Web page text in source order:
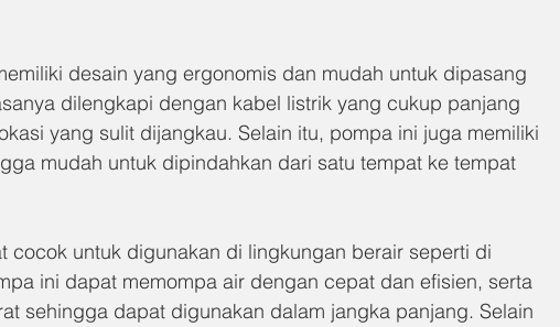
desain yang ergonomis dan mudah untuk dipasang
dilengkapi dengan kabel listrik yang cukup panjang
yang sulit dijangkau. Selain itu, pompa ini juga memiliki
mudah untuk dipindahkan dari satu tempat ke tempat
cocok untuk digunakan di lingkungan berair seperti di
ini dapat memompa air dengan cepat dan efisien, serta
sehingga dapat digunakan dalam jangka panjang. Selain